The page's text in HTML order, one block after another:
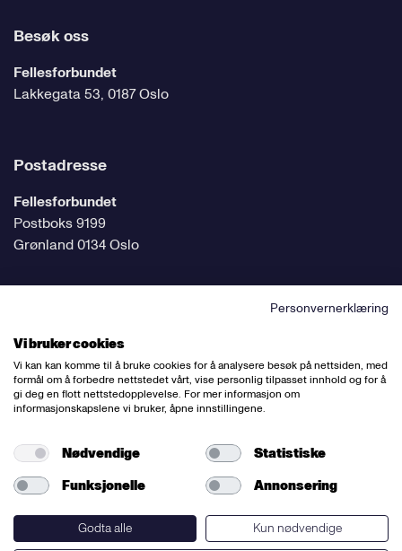
Besøk oss
Fellesforbundet
Lakkegata 53, 0187 Oslo
Postadresse
Fellesforbundet
Postboks 9199
Grønland 0134 Oslo
Følg oss på sosiale medier
Nettredaktør:Willy Bergsnov
Varsling og etiske retningslinjer
Redegjørelse etter åpenhetsloven
Personvernerklæring
Vi bruker cookies
Vi kan kan komme til å bruke cookies for å analysere besøk på nettsiden, med
formål om å forbedre nettstedet vårt, vise personlig tilpasset innhold og for å
gi deg en flott nettstedopplevelse. For mer informasjon om
informasjonskapslene vi bruker, åpne innstillingene.
Nødvendige
Statistiske
Funksjonelle
Annonsering
Godta alle Kun nødvendige